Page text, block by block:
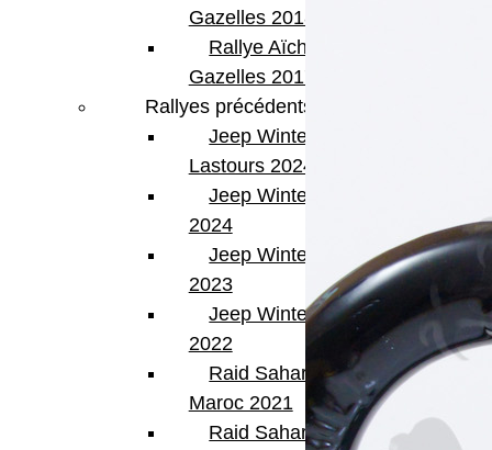
Gazelles 2018
Rallye Aïcha des
Gazelles 2017
Rallyes précédents
Jeep Winter
Lastours 2024
Jeep Winter Tour
2024
Jeep Winter Tour
2023
Jeep Winter Tour
2022
Raid Sahara Tour
Maroc 2021
Raid Sahara Tour